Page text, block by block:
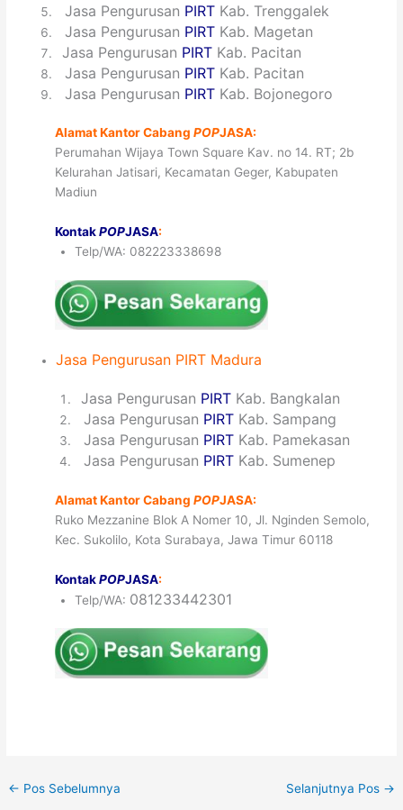
5Jasa Pengurusan PIRT Kab. Trenggalek
6Jasa Pengurusan PIRT Kab. Magetan
7Jasa Pengurusan PIRT Kab. Pacitan
8Jasa Pengurusan PIRT Kab. Pacitan
9Jasa Pengurusan PIRT Kab. Bojonegoro
Alamat Kantor CabangPOPJASA:
Perumahan Wijaya Town Square Kav. no 14. RT; 2b
Kelurahan Jatisari, Kecamatan Geger, Kabupaten
Madiun
KontakPOPJASA:
Telp/WA: 082223338698
Jasa Pengurusan PIRT Madura
Jasa Pengurusan PIRT Kab. Bangkalan
Jasa Pengurusan PIRT Kab. Sampang
Jasa Pengurusan PIRT Kab. Pamekasan
Jasa Pengurusan PIRT Kab. Sumenep
Alamat Kantor CabangPOPJASA:
Ruko Mezzanine Blok A Nomer 10, Jl. Nginden Semolo,
Kec. Sukolilo, Kota Surabaya, Jawa Timur 60118
KontakPOPJASA:
Telp/WA: 081233442301
← Pos Sebelumnya Selanjutnya Pos →